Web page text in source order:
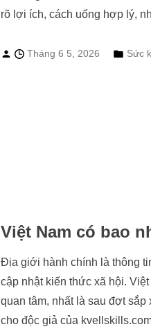
rõ lợi ích, cách uống hợp lý,
Tháng 6 5, 2026 Sức
Việt Nam có bao
Địa giới hành chính là thông
cập nhật kiến thức xã hội.
quan tâm, nhất là sau đợt
cho độc giả của